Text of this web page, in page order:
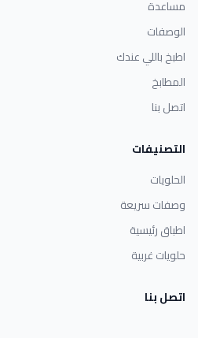
مساعدة
الوصفات
اطبخ باللي عندك
المطابخ
اتصل بنا
التصنيفات
الحلويات
وصفات سريعة
اطباق رئيسية
حلويات غربية
اتصل بنا